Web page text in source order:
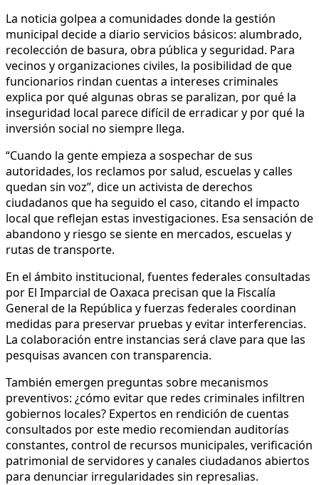
La noticia golpea a comunidades donde la gestión
municipal decide a diario servicios básicos: alumbrado,
recolección de basura, obra pública y seguridad. Para
vecinos y organizaciones civiles, la posibilidad de que
funcionarios rindan cuentas a intereses criminales
explica por qué algunas obras se paralizan, por qué la
inseguridad local parece difícil de erradicar y por qué la
inversión social no siempre llega.
“Cuando la gente empieza a sospechar de sus
autoridades, los reclamos por salud, escuelas y calles
quedan sin voz”, dice un activista de derechos
ciudadanos que ha seguido el caso, citando el impacto
local que reflejan estas investigaciones. Esa sensación de
abandono y riesgo se siente en mercados, escuelas y
rutas de transporte.
En el ámbito institucional, fuentes federales consultadas
por El Imparcial de Oaxaca precisan que la Fiscalía
General de la República y fuerzas federales coordinan
medidas para preservar pruebas y evitar interferencias.
La colaboración entre instancias será clave para que las
pesquisas avancen con transparencia.
También emergen preguntas sobre mecanismos
preventivos: ¿cómo evitar que redes criminales infiltren
gobiernos locales? Expertos en rendición de cuentas
consultados por este medio recomiendan auditorías
constantes, control de recursos municipales, verificación
patrimonial de servidores y canales ciudadanos abiertos
para denunciar irregularidades sin represalias.